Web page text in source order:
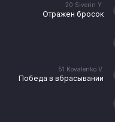
20 Siverin Y.
Отражен бросок
51 Kovalenko V.
Победа в вбрасывании